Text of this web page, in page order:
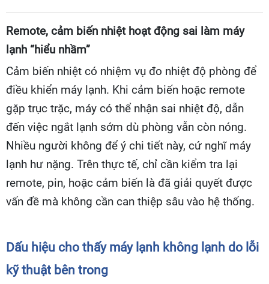
Remote, cảm biến nhiệt hoạt động sai làm máy
lạnh “hiểu nhầm”
Cảm biến nhiệt có nhiệm vụ đo nhiệt độ phòng để
điều khiển máy lạnh. Khi cảm biến hoặc remote
gặp trục trặc, máy có thể nhận sai nhiệt độ, dẫn
đến việc ngắt lạnh sớm dù phòng vẫn còn nóng.
Nhiều người không để ý chi tiết này, cứ nghĩ máy
lạnh hư nặng. Trên thực tế, chỉ cần kiểm tra lại
remote, pin, hoặc cảm biến là đã giải quyết được
vấn đề mà không cần can thiệp sâu vào hệ thống.
Dấu hiệu cho thấy máy lạnh không lạnh do lỗi
kỹ thuật bên trong